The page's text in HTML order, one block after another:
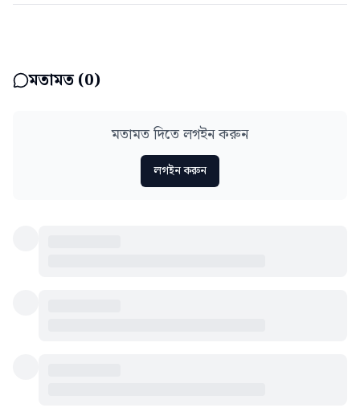
মতামত (0)
মতামত দিতে লগইন করুন
লগইন করুন